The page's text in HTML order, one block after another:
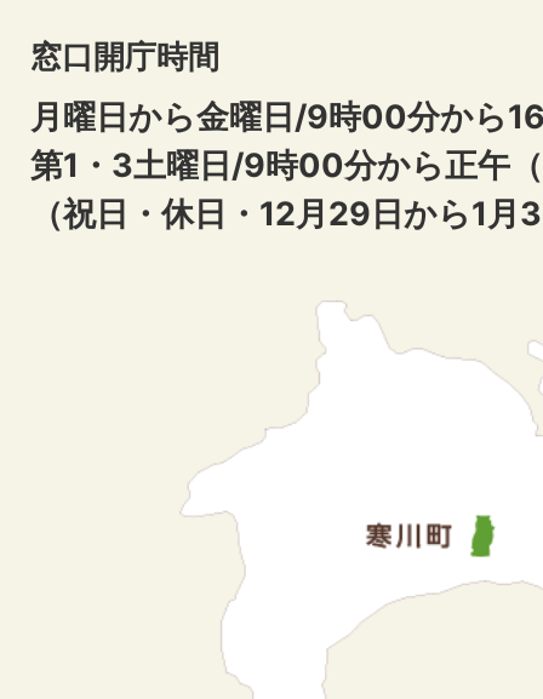
窓口開庁時間
月曜日から金曜日/9時00分から
第1・3土曜日/9時00分から正午
（祝日・休日・12月29日から1月